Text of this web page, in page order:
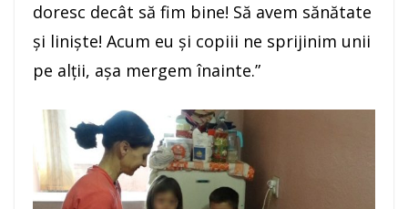
doresc decât să fim bine! Să avem sănătate
şi linişte! Acum eu şi copiii ne sprijinim unii
pe alţii, aşa mergem înainte.”